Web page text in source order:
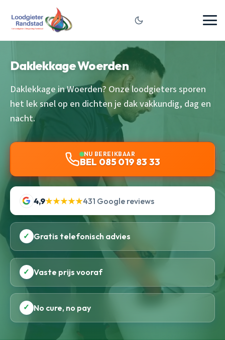
Daklekkage Woerden
Daklekkage in Woerden? Onze loodgieters sporen
het lek snel op en dichten je dak vakkundig, dag en
nacht.
NU BEREIKBAAR
BEL 085 019 83 33
4,9★★★★★431 Google reviews
✓ Gratis telefonisch advies
✓ Vaste prijs vooraf
✓ No cure, no pay